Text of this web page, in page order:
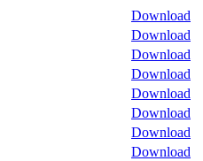
Download
Download
Download
Download
Download
Download
Download
Download